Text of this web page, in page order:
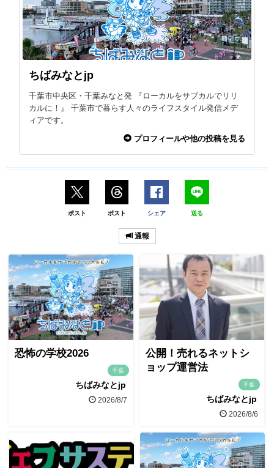
ちばみなとjp
千葉市中央区・千葉みなと発 『ローカルをサブカルでリリ
カルに！』 千葉市で暮らす人々のライフスタイル発信メデ
ィアです。
プロフィールや他の投稿を見る
ポスト ポスト シェア 送る
通報
恐怖の学校2026
千葉
ちばみなとjp
2026/8/7
公開！売れるネットシ
ョップ運営法
千葉
ちばみなとjp
2026/8/6